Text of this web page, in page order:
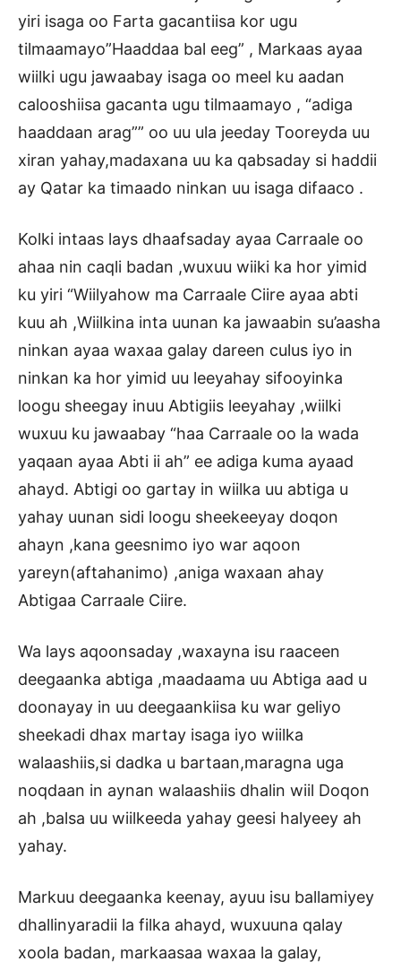
yiri isaga oo Farta gacantiisa kor ugu
tilmaamayo”Haaddaa bal eeg” , Markaas ayaa
wiilki ugu jawaabay isaga oo meel ku aadan
calooshiisa gacanta ugu tilmaamayo , “adiga
haaddaan arag”” oo uu ula jeeday Tooreyda uu
xiran yahay,madaxana uu ka qabsaday si haddii
ay Qatar ka timaado ninkan uu isaga difaaco .
Kolki intaas lays dhaafsaday ayaa Carraale oo
ahaa nin caqli badan ,wuxuu wiiki ka hor yimid
ku yiri “Wiilyahow ma Carraale Ciire ayaa abti
kuu ah ,Wiilkina inta uunan ka jawaabin su’aasha
ninkan ayaa waxaa galay dareen culus iyo in
ninkan ka hor yimid uu leeyahay sifooyinka
loogu sheegay inuu Abtigiis leeyahay ,wiilki
wuxuu ku jawaabay “haa Carraale oo la wada
yaqaan ayaa Abti ii ah” ee adiga kuma ayaad
ahayd. Abtigi oo gartay in wiilka uu abtiga u
yahay uunan sidi loogu sheekeeyay doqon
ahayn ,kana geesnimo iyo war aqoon
yareyn(aftahanimo) ,aniga waxaan ahay
Abtigaa Carraale Ciire.
Wa lays aqoonsaday ,waxayna isu raaceen
deegaanka abtiga ,maadaama uu Abtiga aad u
doonayay in uu deegaankiisa ku war geliyo
sheekadi dhax martay isaga iyo wiilka
walaashiis,si dadka u bartaan,maragna uga
noqdaan in aynan walaashiis dhalin wiil Doqon
ah ,balsa uu wiilkeeda yahay geesi halyeey ah
yahay.
Markuu deegaanka keenay, ayuu isu ballamiyey
dhallinyaradii la filka ahayd, wuxuuna qalay
xoola badan, markaasaa waxaa la galay,